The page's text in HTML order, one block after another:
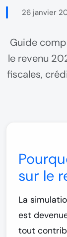
26 janvier
Guide
le revenu
fiscales,
sur le
La
est
tout